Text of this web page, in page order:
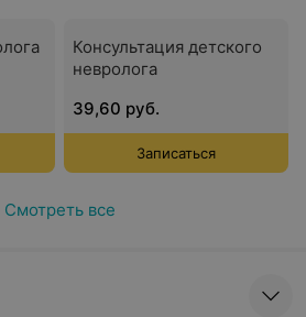
Консультация детского
невролога
39,60 руб.
Записаться
Смотреть все